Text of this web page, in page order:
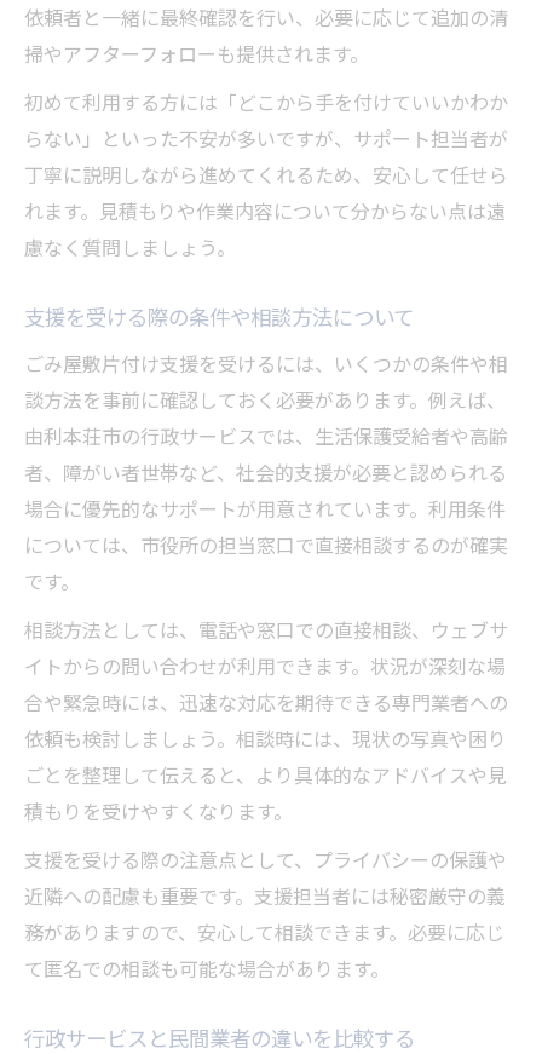
依頼者と一緒に最終確認を行い、必要に応じて追加の清
掃やアフターフォローも提供されます。
初めて利用する方には「どこから手を付けていいかわか
らない」といった不安が多いですが、サポート担当者が
丁寧に説明しながら進めてくれるため、安心して任せら
れます。見積もりや作業内容について分からない点は遠
慮なく質問しましょう。
支援を受ける際の条件や相談方法について
ごみ屋敷片付け支援を受けるには、いくつかの条件や相
談方法を事前に確認しておく必要があります。例えば、
由利本荘市の行政サービスでは、生活保護受給者や高齢
者、障がい者世帯など、社会的支援が必要と認められる
場合に優先的なサポートが用意されています。利用条件
については、市役所の担当窓口で直接相談するのが確実
です。
相談方法としては、電話や窓口での直接相談、ウェブサ
イトからの問い合わせが利用できます。状況が深刻な場
合や緊急時には、迅速な対応を期待できる専門業者への
依頼も検討しましょう。相談時には、現状の写真や困り
ごとを整理して伝えると、より具体的なアドバイスや見
積もりを受けやすくなります。
支援を受ける際の注意点として、プライバシーの保護や
近隣への配慮も重要です。支援担当者には秘密厳守の義
務がありますので、安心して相談できます。必要に応じ
て匿名での相談も可能な場合があります。
行政サービスと民間業者の違いを比較する